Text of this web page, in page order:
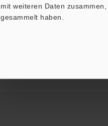
mit weiteren Daten
gesammelt haben.